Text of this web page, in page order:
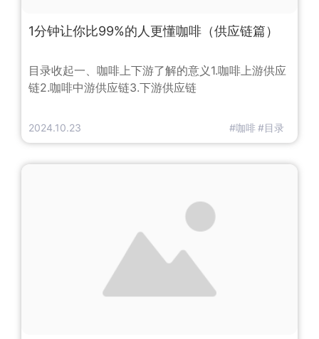
1分钟让你比99%的人更懂咖啡（供应链篇）
​目录收起一、咖啡上下游了解的意义1.咖啡上游供应
链2.咖啡中游供应链3.下游供应链
2024.10.23 #咖啡#目录